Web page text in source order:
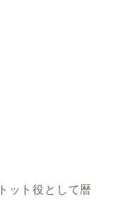
ット役として暦